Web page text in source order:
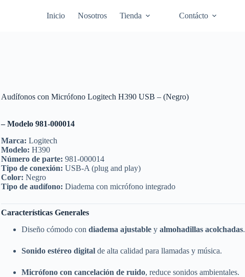
Inicio Nosotros Tienda Contácto
Audífonos con Micrófono Logitech H390 USB – (Negro)
– Modelo 981-000014
Marca: Logitech
Modelo: H390
Número de parte: 981-000014
Tipo de conexión: USB-A (plug and play)
Color: Negro
Tipo de audífono: Diadema con micrófono integrado
Características Generales
Diseño cómodo con diadema ajustabley almohadillas acolchadas.
Sonido estéreo digitalde alta calidad para llamadas y música.
Micrófono con cancelación de ruido, reduce sonidos ambientales.